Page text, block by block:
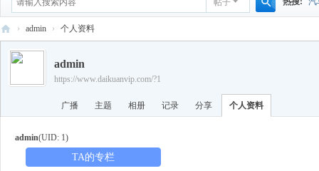
帖子
索
湖
› admin › 个人资料
admin
https://www.daikuanvip.com/?1
广播 主题 相册 记录 分享 个人资料
admin(UID: 1)
TA的专栏